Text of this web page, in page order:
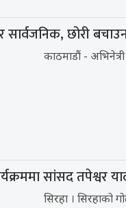
सार्वजनिक, छोरी
काठमाडौं -
सांसद तपेश्वर
सिरहा । सिरहाको